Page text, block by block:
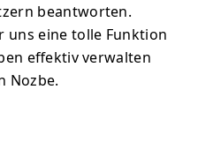
beantworten.
uns eine tolle Funktion
effektiv verwalten
Nozbe.